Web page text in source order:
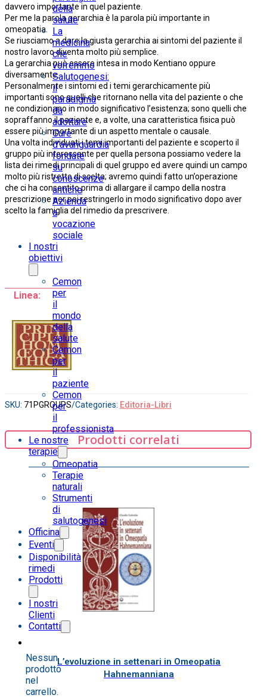
della
salute
La
medicina
che
vorremmo
Salutogenesi:
il
paradigma
da
adottare
Cure
d’avanguardia
fondate
su
conoscenze
antiche
Azienda
a
vocazione
sociale
I nostri
obiettivi
Cemon
per
il
mondo
della
salute
Cemon
per
il
paziente
Cemon
per
il
professionista
Le nostre
terapie
Omeopatia
Terapie
naturali
Strumenti
di
salutogenesi
Officina
Eventi
Disponibilità
rimedi
Prodotti
I nostri
Clienti
Contatti
Nessun
prodotto
nel
carrello.
davvero importante in quel paziente.
Per me la parola gerarchia è la parola più importante in
omeopatia.
Se riusciamo a dare la giusta gerarchia ai sintomi del paziente il
nostro lavoro diventa molto più semplice.
La gerarchia può essere intesa in modo Kentiano oppure
diversamente.
Personalmente i sintomi ed i temi gerarchicamente più
importanti sono quelli che ritornano nella vita del paziente o che
ne condizionano in modo significativo l’esistenza; sono quelli che
sopraffanno il paziente e, a volte, una caratteristica fisica può
essere più importante di un aspetto mentale o causale.
Una volta individuati i temi importanti del paziente e scoperto il
gruppo più interessante per quella persona possiamo vedere la
lista dei rimedi principali di quel gruppo ed avere quindi un campo
molto più ristretto di scelta; avremo quindi fatto un’operazione
che ci ha consentito prima di allargare il campo della nostra
prescrizione per poi restringerlo in modo significativo dopo aver
scelto la famiglia del rimedio da prescrivere.
Linea:
SKU: 71PGROUPS/Categories: Editoria-Libri
Prodotti correlati
L’evoluzione in settenari in Omeopatia
Hahnemanniana